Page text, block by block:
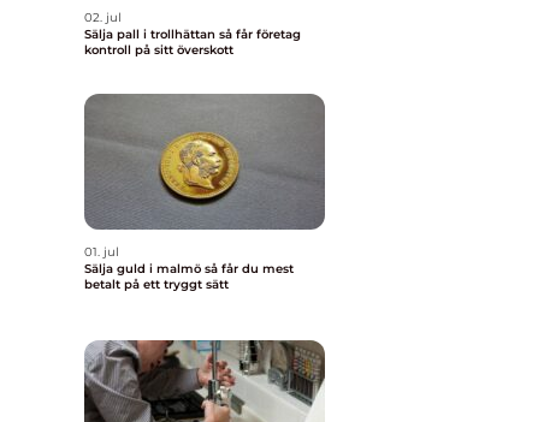
02. jul
Sälja pall i trollhättan så får företag
kontroll på sitt överskott
01. jul
Sälja guld i malmö så får du mest
betalt på ett tryggt sätt